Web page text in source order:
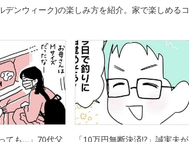
デンウィーク)の楽しみ方を紹介。家で楽しめるコ
ても…」70代父 「10万円無断決済!?」誠実夫が